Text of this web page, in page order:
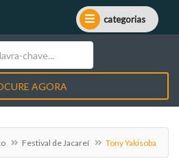
categorias
AGORA
Festival de Jacareí Tony Yakisoba